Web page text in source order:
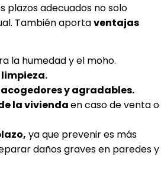
plazos adecuados no solo
También aportaventajas
la humedad y el moho.
y agradables.
la viviendaen caso de venta o
ya que prevenir es más
daños graves en paredes y